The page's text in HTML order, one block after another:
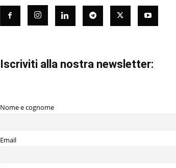
Iscriviti alla nostra newsletter:
Nome e cognome
Email